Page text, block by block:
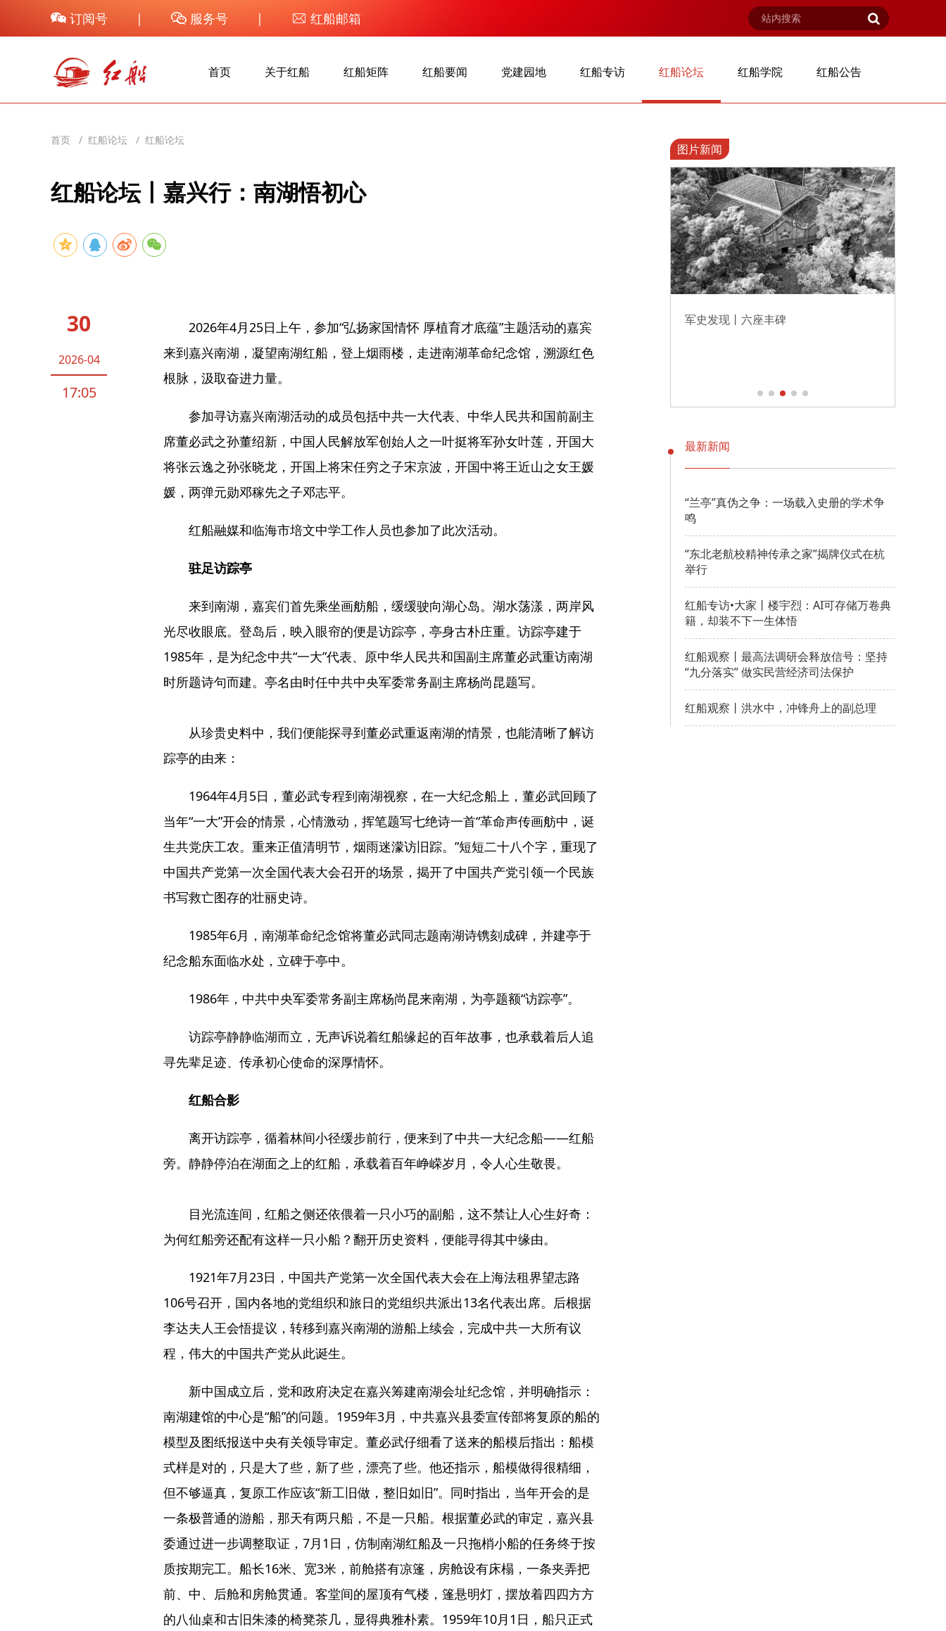
 订阅号 |  服务号 |  红船邮箱
首页 关于红船 红船矩阵 红船要闻 党建园地 红船专访 红船论坛 红船学院 红船公告
首页 / 红船论坛 / 红船论坛
红船论坛丨嘉兴行：南湖悟初心
30
2026-04
17:05
2026年4月25日上午，参加“弘扬家国情怀 厚植育才底蕴”主题活动的嘉宾
来到嘉兴南湖，凝望南湖红船，登上烟雨楼，走进南湖革命纪念馆，溯源红色
根脉，汲取奋进力量。
参加寻访嘉兴南湖活动的成员包括中共一大代表、中华人民共和国前副主
席董必武之孙董绍新，中国人民解放军创始人之一叶挺将军孙女叶莲，开国大
将张云逸之孙张晓龙，开国上将宋任穷之子宋京波，开国中将王近山之女王媛
媛，两弹元勋邓稼先之子邓志平。
红船融媒和临海市培文中学工作人员也参加了此次活动。
驻足访踪亭
来到南湖，嘉宾们首先乘坐画舫船，缓缓驶向湖心岛。湖水荡漾，两岸风
光尽收眼底。登岛后，映入眼帘的便是访踪亭，亭身古朴庄重。访踪亭建于
1985年，是为纪念中共“一大”代表、原中华人民共和国副主席董必武重访南湖
时所题诗句而建。亭名由时任中共中央军委常务副主席杨尚昆题写。
从珍贵史料中，我们便能探寻到董必武重返南湖的情景，也能清晰了解访
踪亭的由来：
1964年4月5日，董必武专程到南湖视察，在一大纪念船上，董必武回顾了
当年“一大”开会的情景，心情激动，挥笔题写七绝诗一首“革命声传画舫中，诞
生共党庆工农。重来正值清明节，烟雨迷濛访旧踪。”短短二十八个字，重现了
中国共产党第一次全国代表大会召开的场景，揭开了中国共产党引领一个民族
书写救亡图存的壮丽史诗。
1985年6月，南湖革命纪念馆将董必武同志题南湖诗镌刻成碑，并建亭于
纪念船东面临水处，立碑于亭中。
1986年，中共中央军委常务副主席杨尚昆来南湖，为亭题额“访踪亭”。
访踪亭静静临湖而立，无声诉说着红船缘起的百年故事，也承载着后人追
寻先辈足迹、传承初心使命的深厚情怀。
红船合影
离开访踪亭，循着林间小径缓步前行，便来到了中共一大纪念船——红船
旁。静静停泊在湖面之上的红船，承载着百年峥嵘岁月，令人心生敬畏。
目光流连间，红船之侧还依偎着一只小巧的副船，这不禁让人心生好奇：
为何红船旁还配有这样一只小船？翻开历史资料，便能寻得其中缘由。
1921年7月23日，中国共产党第一次全国代表大会在上海法租界望志路
106号召开，国内各地的党组织和旅日的党组织共派出13名代表出席。后根据
李达夫人王会悟提议，转移到嘉兴南湖的游船上续会，完成中共一大所有议
程，伟大的中国共产党从此诞生。
新中国成立后，党和政府决定在嘉兴筹建南湖会址纪念馆，并明确指示：
南湖建馆的中心是“船”的问题。1959年3月，中共嘉兴县委宣传部将复原的船的
模型及图纸报送中央有关领导审定。董必武仔细看了送来的船模后指出：船模
式样是对的，只是大了些，新了些，漂亮了些。他还指示，船模做得很精细，
但不够逼真，复原工作应该“新工旧做，整旧如旧”。同时指出，当年开会的是
一条极普通的游船，那天有两只船，不是一只船。根据董必武的审定，嘉兴县
委通过进一步调整取证，7月1日，仿制南湖红船及一只拖梢小船的任务终于按
质按期完工。船长16米、宽3米，前舱搭有凉篷，房舱设有床榻，一条夹弄把
前、中、后舱和房舱贯通。客堂间的屋顶有气楼，篷悬明灯，摆放着四四方方
的八仙桌和古旧朱漆的椅凳茶几，显得典雅朴素。1959年10月1日，船只正式
图片新闻
军史瞬间丨人民空军从这里起飞
湖南郴州落实“无扰督查”、创新“督帮结
督不导（干部状态新观察·为基层减负赋
能）
在战火淬炼中学会打胜仗 军史发现丨六座丰碑
最新新闻
“兰亭”真伪之争：一场载入史册的学术争
鸣
“东北老航校精神传承之家”揭牌仪式在杭
举行
红船专访•大家丨楼宇烈：AI可存储万卷典
籍，却装不下一生体悟
红船观察丨最高法调研会释放信号：坚持
“九分落实” 做实民营经济司法保护
红船观察丨洪水中，冲锋舟上的副总理